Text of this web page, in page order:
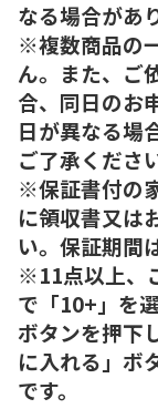
なる場合があ
※複数商品の
ん。また、ご
合、同日のお
日が異なる場
ご了承くださ
※保証書付の
に領収書又は
い。保証期間
※11点以上、
で「10+」を
ボタンを押下
に入れる」ボ
です。